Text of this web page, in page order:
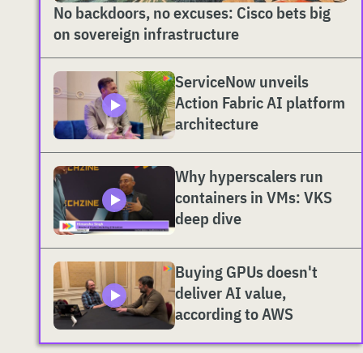
No backdoors, no excuses: Cisco bets big
on sovereign infrastructure
ServiceNow unveils
Action Fabric AI platform
architecture
Why hyperscalers run
containers in VMs: VKS
deep dive
Buying GPUs doesn't
deliver AI value,
according to AWS